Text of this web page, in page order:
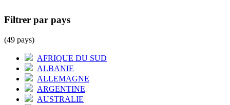
Filtrer par pays
(49 pays)
AFRIQUE DU SUD
ALBANIE
ALLEMAGNE
ARGENTINE
AUSTRALIE